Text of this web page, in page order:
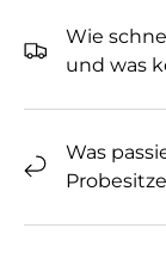
Wie
und was
Was